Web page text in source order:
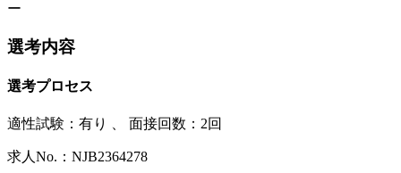
ー
選考内容
選考プロセス
適性試験： 有り 、 面接回数：2回
求人No.：NJB2364278